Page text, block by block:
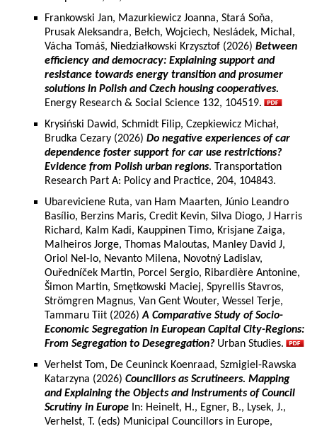
Frankowski Jan, Mazurkiewicz Joanna, Stará Soňa,
Prusak Aleksandra, Bełch, Wojciech, Nesládek, Michal,
Vácha Tomáš, Niedziałkowski Krzysztof (2026) Between
efficiency and democracy: Explaining support and
resistance towards energy transition and prosumer
solutions in Polish and Czech housing cooperatives.
Energy Research & Social Science 132, 104519.
Krysiński Dawid, Schmidt Filip, Czepkiewicz Michał,
Brudka Cezary (2026) Do negative experiences of car
dependence foster support for car use restrictions?
Evidence from Polish urban regions. Transportation
Research Part A: Policy and Practice, 204, 104843.
Ubareviciene Ruta, van Ham Maarten, Júnio Leandro
Basílio, Berzins Maris, Credit Kevin, Silva Diogo, J Harris
Richard, Kalm Kadi, Kauppinen Timo, Krisjane Zaiga,
Malheiros Jorge, Thomas Maloutas, Manley David J,
Oriol Nel-lo, Nevanto Milena, Novotný Ladislav,
Ouředníček Martin, Porcel Sergio, Ribardière Antonine,
Šimon Martin, Smętkowski Maciej, Spyrellis Stavros,
Strömgren Magnus, Van Gent Wouter, Wessel Terje,
Tammaru Tiit (2026)A Comparative Study of Socio-
Economic Segregation in European Capital City-Regions:
From Segregation to Desegregation? Urban Studies.
Verhelst Tom, De Ceuninck Koenraad, Szmigiel-Rawska
Katarzyna (2026) Councillors as Scrutineers. Mapping
and Explaining the Objects and Instruments of Council
Scrutiny in Europe In: Heinelt, H., Egner, B., Lysek, J.,
Verhelst, T. (eds) Municipal Councillors in Europe,